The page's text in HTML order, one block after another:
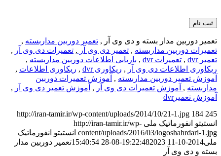
تعمیر دوربین مدار بسته و دی وی آر , تعمیر دوربین مداربسته ,
تعمیرات دوربین مداربسته , تعمیر دی وی آر , تعمیرات دی وی آر ,
تعمیر dvr
, تعمیرات dvr , بازیابی اطلاعات دوربین مداربسته ,
ریکاوری اطلاعات دی وی آر , ریکاوری dvr , ریکاوری اطلاعات ,
آموزش تعمیر دوربین مداربسته , آموزش تعمیرات دوربین
مداربسته , آموزش تعمیرات دی وی آر , آموزش تعمیر دی وی آر ,
آموزش تعمیرdvr
http://iran-tamir.ir/wp-content/uploads/2014/10/21-1.jpg 184 245
انستیتو انفورماتیک ملی http://iran-tamir.ir/wp-
content/uploads/2016/03/logoshahrdari-1.jpg انستیتو انفورماتیک
ملی2014-10-11 19:22:48
2023-08-28 15:40:54
تعمیر دوربین مدار
بسته و دی وی آر